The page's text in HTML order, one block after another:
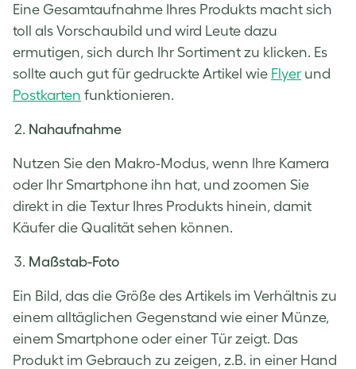
Eine Gesamtaufnahme Ihres Produkts macht sich
toll als Vorschaubild und wird Leute dazu
ermutigen, sich durch Ihr Sortiment zu klicken. Es
sollte auch gut für gedruckte Artikel wie Flyer und
Postkarten funktionieren.
Nahaufnahme
Nutzen Sie den Makro-Modus, wenn Ihre Kamera
oder Ihr Smartphone ihn hat, und zoomen Sie
direkt in die Textur Ihres Produkts hinein, damit
Käufer die Qualität sehen können.
Maßstab-Foto
Ein Bild, das die Größe des Artikels im Verhältnis zu
einem alltäglichen Gegenstand wie einer Münze,
einem Smartphone oder einer Tür zeigt. Das
Produkt im Gebrauch zu zeigen, z.B. in einer Hand